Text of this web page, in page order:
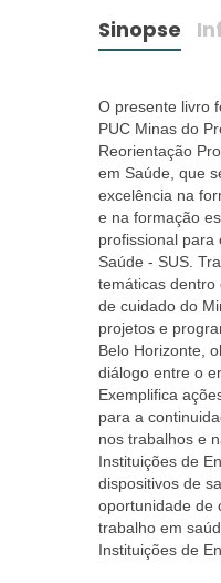
Sinopse
O presente livro
PUC Minas do
Reorientação
em Saúde, que
excelência na
e na formação
profissional para
Saúde - SUS.
temáticas dentro
de cuidado do
projetos e
Belo Horizonte,
diálogo entre o
Exemplifica
para a
nos trabalhos e
Instituições de
dispositivos de
oportunidade de
trabalho em
Instituições de